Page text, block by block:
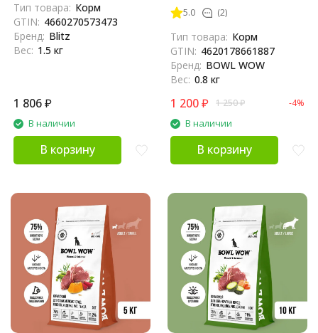
мочекаменной болезни
струвитного типа - 1,5 кг
Тип товара: Корм
GTIN: 4660270573473
Бренд: Blitz
Вес: 1.5 кг
1 806₽
В наличии
В корзину
рисом и тыквой - 800 г
5.0 (2)
Тип товара: Корм
GTIN: 4620178661887
Бренд: BOWL WOW
Вес: 0.8 кг
1 200₽ 1 250₽ -4%
В наличии
В корзину